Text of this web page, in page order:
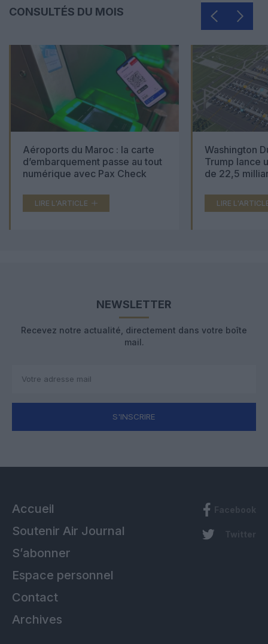
CONSULTÉS DU MOIS
Aéroports du Maroc : la carte
d’embarquement passe au tout
numérique avec Pax Check
LIRE L'ARTICLE
Washington
Trump lance
de 22,5
LIRE
NEWSLETTER
Recevez notre actualité, directement dans votre boîte
mail.
S'INSCRIRE
Accueil
Soutenir Air Journal
S’abonner
Espace personnel
Contact
Archives